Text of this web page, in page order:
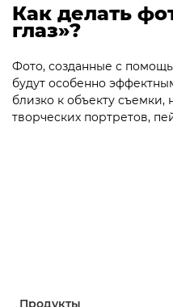
Как делать
глаз»?
Фото, созданные с
будут особенно
близко к объекту
творческих портретов,
Продукты